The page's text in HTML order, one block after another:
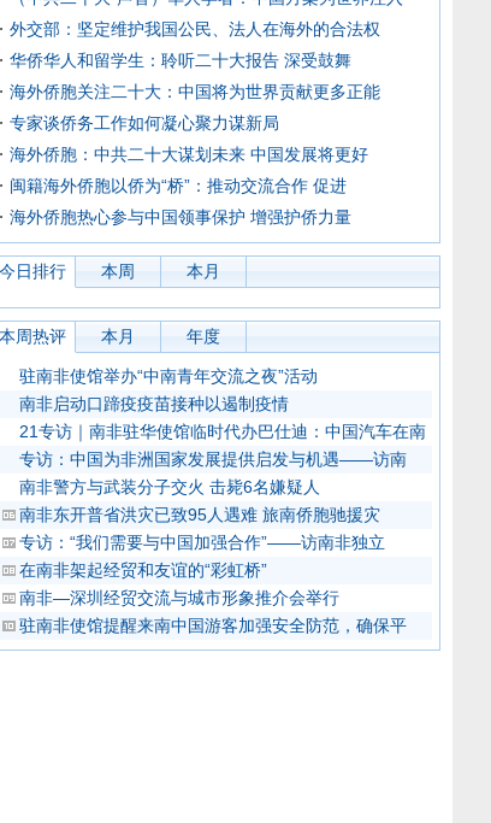
外交部：坚定维护我国公民、法人在海外的合法权
华侨华人和留学生：聆听二十大报告 深受鼓舞
海外侨胞关注二十大：中国将为世界贡献更多正能
专家谈侨务工作如何凝心聚力谋新局
海外侨胞：中共二十大谋划未来 中国发展将更好
闽籍海外侨胞以侨为“桥”：推动交流合作 促进
海外侨胞热心参与中国领事保护 增强护侨力量
今日排行 本周 本月
本周热评 本月 年度
驻南非使馆举办“中南青年交流之夜”活动
南非启动口蹄疫疫苗接种以遏制疫情
21专访｜南非驻华使馆临时代办巴仕迪：中国汽车在南
专访：中国为非洲国家发展提供启发与机遇——访南
南非警方与武装分子交火 击毙6名嫌疑人
南非东开普省洪灾已致95人遇难 旅南侨胞驰援灾
专访：“我们需要与中国加强合作”——访南非独立
在南非架起经贸和友谊的“彩虹桥”
南非—深圳经贸交流与城市形象推介会举行
驻南非使馆提醒来南中国游客加强安全防范，确保平